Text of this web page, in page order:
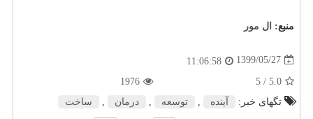
منبع: ال مور
1399/05/27
11:06:58
5.0
/ 5
1976
تگهای خبر:
آینده توسعه درمان ساخت